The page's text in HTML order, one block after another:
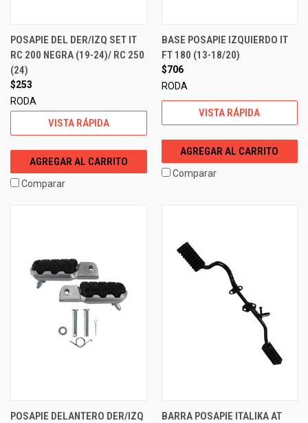
POSAPIE DEL DER/IZQ SET IT
RC 200 NEGRA (19-24)/ RC 250
(24)
$253
RODA
VISTA RÁPIDA
AGREGAR AL CARRITO
Comparar
BASE POSAPIE IZQUIERDO IT
FT 180 (13-18/20)
$706
RODA
VISTA RÁPIDA
AGREGAR AL CARRITO
Comparar
POSAPIE DELANTERO DER/IZQ
BARRA POSAPIE ITALIKA AT